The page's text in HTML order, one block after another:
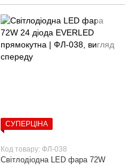
СУПЕРЦІНА
Код товару: ФЛ-038
Світлодіодна LED фара 72W